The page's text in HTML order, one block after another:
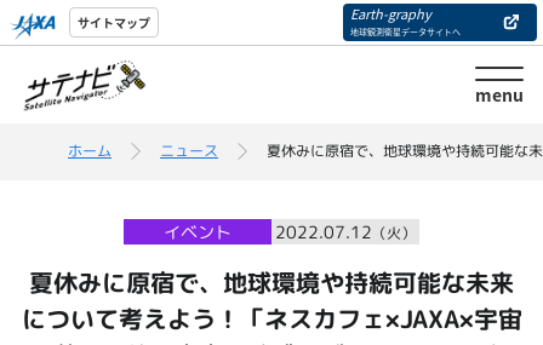
サイトマップ Earth-graphy
地球観測衛星データサイトへ
menu
ホーム ニュース 夏休みに原宿で、地球環境や持続可能な
イベント 2022.07.12 （火）
夏休みに原宿で、地球環境や持続可能な未来
について考えよう！「ネスカフェ×JAXA×宇宙